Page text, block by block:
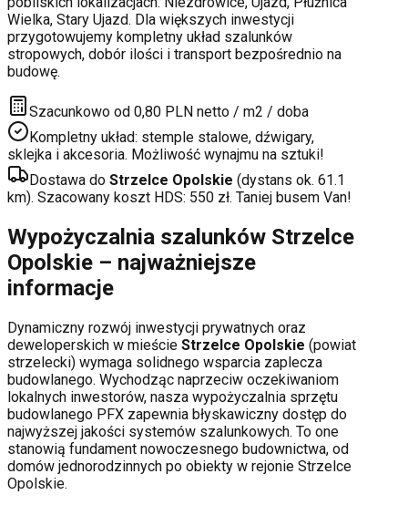
Wielka, Stary Ujazd. Dla większych inwestycji
przygotowujemy kompletny układ szalunków
stropowych, dobór ilości i transport bezpośrednio na
budowę.
Szacunkowo od 0,80 PLN netto / m2 / doba
Kompletny układ: stemple stalowe, dźwigary,
sklejka i akcesoria. Możliwość wynajmu na sztuki!
Dostawa do Strzelce Opolskie (dystans ok. 61.1
km). Szacowany koszt HDS: 550 zł. Taniej busem Van!
Wypożyczalnia szalunków Strzelce
Opolskie – najważniejsze
informacje
Dynamiczny rozwój inwestycji prywatnych oraz
deweloperskich w mieście Strzelce Opolskie (powiat
strzelecki) wymaga solidnego wsparcia zaplecza
budowlanego. Wychodząc naprzeciw oczekiwaniom
lokalnych inwestorów, nasza wypożyczalnia sprzętu
budowlanego PFX zapewnia błyskawiczny dostęp do
najwyższej jakości systemów szalunkowych. To one
stanowią fundament nowoczesnego budownictwa, od
domów jednorodzinnych po obiekty w rejonie Strzelce
Opolskie.